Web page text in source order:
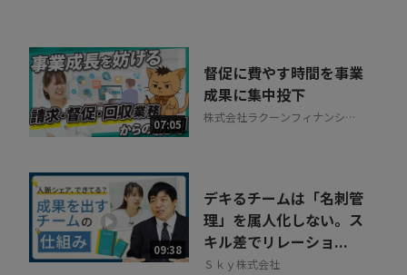
07:05
督促に費やす時間を事業
成果に集中投下
株式会社ラクーンフィナンシャ
09:38
デキるチームは「名刺管
理」を属人化しない。ス
キル差でリレーショ...
Ｓｋｙ株式会社